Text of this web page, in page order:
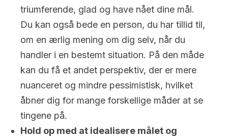
triumferende, glad og have nået dine mål.
Du kan også bede en person, du har tillid til,
om en ærlig mening om dig selv, når du
handler i en bestemt situation. På den måde
kan du få et andet perspektiv, der er mere
nuanceret og mindre pessimistisk, hvilket
åbner dig for mange forskellige måder at se
tingene på.
Hold op med at idealisere målet og